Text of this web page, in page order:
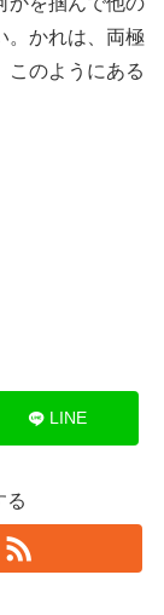
。かれは、両極
このようにある
LINE
る